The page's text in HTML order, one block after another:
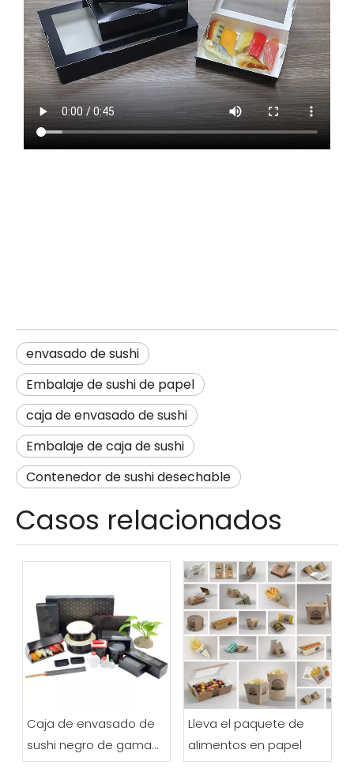
envasado de sushi
Embalaje de sushi de papel
caja de envasado de sushi
Embalaje de caja de sushi
Contenedor de sushi desechable
Casos relacionados
Caja de envasado de
sushi negro de gama
alta
Lleva el paquete de
alimentos en papel